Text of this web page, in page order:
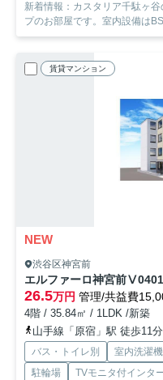
新着情報：カスタリア千駄ヶ
プのお部屋です。室内設備は
賃貸マンション
NEW
渋谷区神宮前
エルファーロ神宮前Ⅴ0401
26.5万円 管理/共益費
4階 / 35.84㎡ / 1LDK /新築
山手線「原宿」駅 徒歩11分
バス・トイレ別 室内洗濯
駐輪場
TVモニタ付インタ